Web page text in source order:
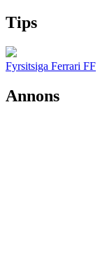
Tips
Fyrsitsiga Ferrari FF
Annons